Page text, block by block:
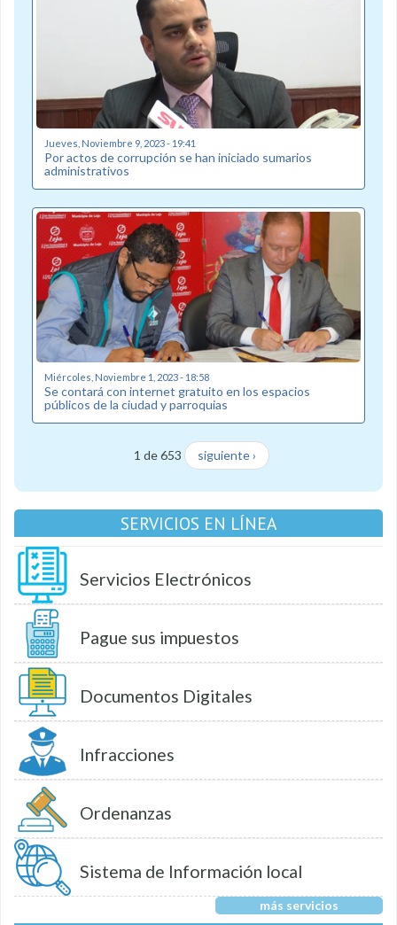
Jueves, Noviembre 9, 2023 - 19:41
Por actos de corrupción se han iniciado sumarios
administrativos
Miércoles, Noviembre 1, 2023 - 18:58
Se contará con internet gratuito en los espacios
públicos de la ciudad y parroquias
1 de 653 siguiente ›
SERVICIOS EN LÍNEA
Servicios Electrónicos
Pague sus impuestos
Documentos Digitales
Infracciones
Ordenanzas
Sistema de Información local
más servicios